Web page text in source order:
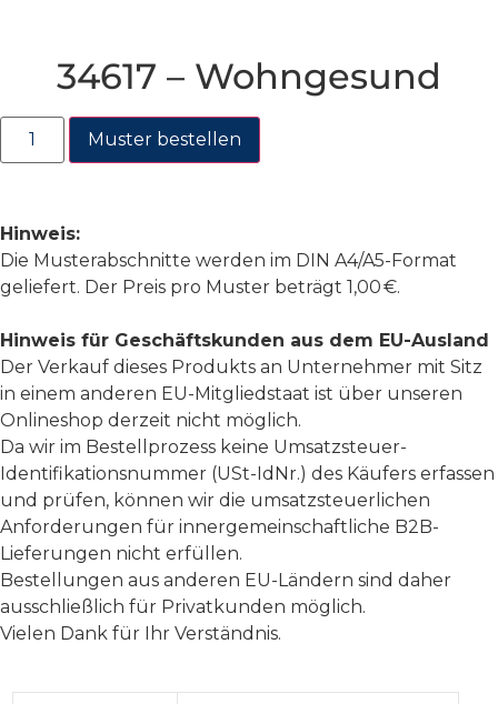
34617 – Wohngesund
Muster bestellen
Hinweis:
Die Musterabschnitte werden im DIN A4/A5-Format
geliefert. Der Preis pro Muster beträgt 1,00 €.
Hinweis für Geschäftskunden aus dem EU-Ausland
Der Verkauf dieses Produkts an Unternehmer mit Sitz
in einem anderen EU-Mitgliedstaat ist über unseren
Onlineshop derzeit nicht möglich.
Da wir im Bestellprozess keine Umsatzsteuer-
Identifikationsnummer (USt-IdNr.) des Käufers erfassen
und prüfen, können wir die umsatzsteuerlichen
Anforderungen für innergemeinschaftliche B2B-
Lieferungen nicht erfüllen.
Bestellungen aus anderen EU-Ländern sind daher
ausschließlich für Privatkunden möglich.
Vielen Dank für Ihr Verständnis.